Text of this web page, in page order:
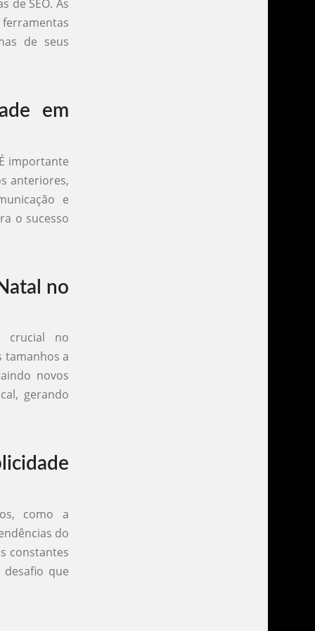
de SEO. As
de seus
em
importante
anteriores,
e
o sucesso
no
crucial no
tamanhos a
novos
gerando
como a
do
constantes
que